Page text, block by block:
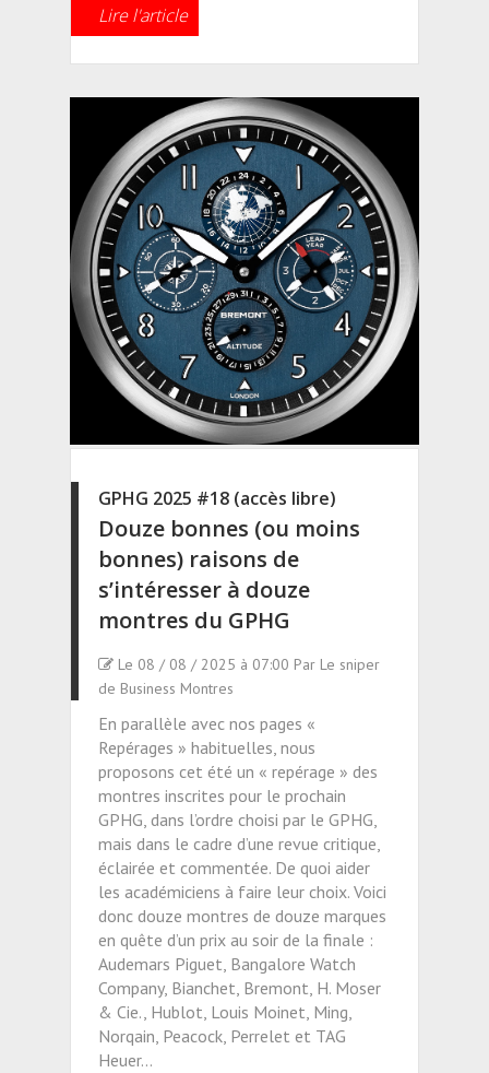
Lire l'article
GPHG 2025 #18 (accès libre)
Douze bonnes (ou moins
bonnes) raisons de
s’intéresser à douze
montres du GPHG
Le 08 / 08 / 2025 à 07:00 Par Le sniper
de Business Montres
En parallèle avec nos pages «
Repérages » habituelles, nous
proposons cet été un « repérage » des
montres inscrites pour le prochain
GPHG, dans l’ordre choisi par le GPHG,
mais dans le cadre d’une revue critique,
éclairée et commentée. De quoi aider
les académiciens à faire leur choix. Voici
donc douze montres de douze marques
en quête d’un prix au soir de la finale :
Audemars Piguet, Bangalore Watch
Company, Bianchet, Bremont, H. Moser
& Cie., Hublot, Louis Moinet, Ming,
Norqain, Peacock, Perrelet et TAG
Heuer…